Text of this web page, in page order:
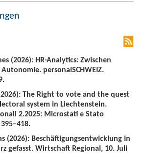
(2026): HR-Analytics: Zwischen
personalSCHWEIZ.
The Right to vote and the quest
system in Liechtenstein.
2.2025: Microstati e Stato
(2026): Beschäftigungsentwicklung in
gefasst. Wirtschaft Regional, 10. Juli